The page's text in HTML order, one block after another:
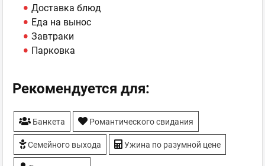
Доставка блюд
Еда на вынос
Завтраки
Парковка
Рекомендуется для:
Банкета Романтического свидания
Семейного выхода Ужина по разумной цене